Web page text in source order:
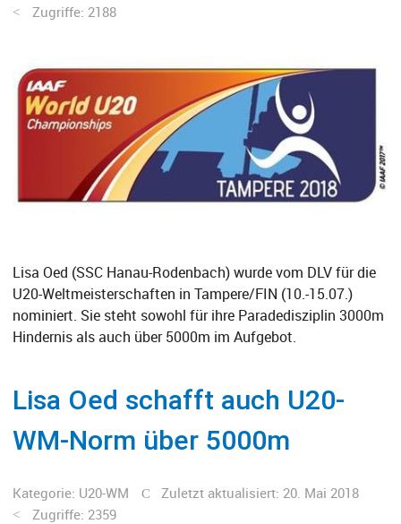
Zugriffe: 2188
Lisa Oed (SSC Hanau-Rodenbach) wurde vom DLV für die
U20-Weltmeisterschaften in Tampere/FIN (10.-15.07.)
nominiert. Sie steht sowohl für ihre Paradedisziplin 3000m
Hindernis als auch über 5000m im Aufgebot.
Lisa Oed schafft auch U20-
WM-Norm über 5000m
Kategorie: U20-WM
Zuletzt aktualisiert: 20. Mai 2018
Zugriffe: 2359